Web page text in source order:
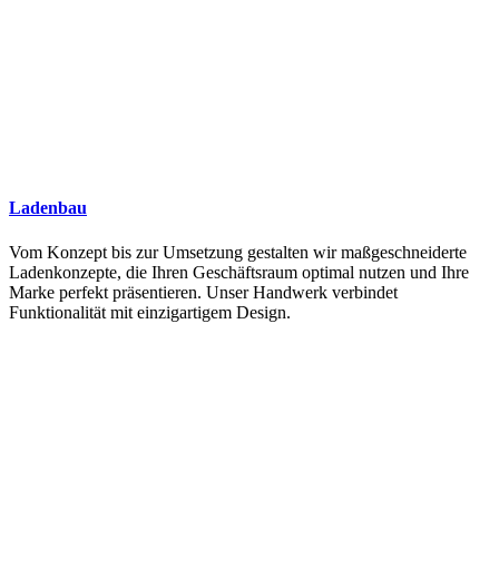
Ladenbau
Vom Konzept bis zur Umsetzung gestalten wir maßgeschneiderte
Ladenkonzepte, die Ihren Geschäftsraum optimal nutzen und Ihre
Marke perfekt präsentieren. Unser Handwerk verbindet
Funktionalität mit einzigartigem Design.